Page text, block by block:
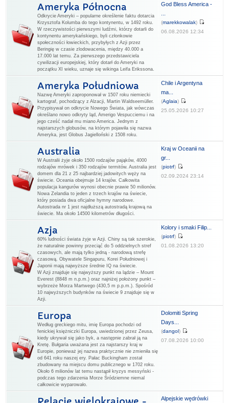
Ameryka Północna
Odkrycie Ameryki – popularne określenie faktu dotarcia
Krzysztofa Kolumba do tego kontynentu, w 1492 roku.
W rzeczywistości pierwszymi ludźmi, którzy dotarli do
kontynentu amerykańskiego, byli członkowie
społeczności łowieckich, przybyłych z Azji przez
Beringię w czasie zlodowacenia, między 40.000 a
17.000 lat temu. Za pierwszego przedstawiciela
cywilizacji europejskiej, który dotarł do Ameryki na
początku XI wieku, uznaje się wikinga Leifa Erikssona.
God Bless America -
(marekkowalak)
06.08.2026 12:34
Ameryka Południowa
Nazwę Ameryki zaproponował w 1507 roku niemiecki
kartograf, pochodzący z Alzacji, Martin Waldseemüller.
Przypisywał on odkrycie Nowego Świata, jak wówczas
określano nowo odkryty ląd, Amerigo Vespucciemu i na
jego cześć nadał mu miano America. Jednym z
najstarszych globusów, na którym pojawiła się nazwa
Ameryka, jest Globus Jagielloński z 1508 roku.
Chile i Argentyna
ma...
(Aglaia)
25.05.2026 10:27
Australia
W Australii żyje około 1500 rodzajów pająków, 4000
rodzajów mrówek i 350 rodzajów termitów. Australia jest
domem dla 21 z 25 najbardziej jadowitych węży na
świecie. Oceania obejmuje 14 krajów. Całkowita
populacja kangurów wynosi obecnie prawie 50 milionów.
Nowa Zelandia to jeden z trzech krajów na świecie,
który posiada dwa oficjalne hymny narodowe.
Autostrada nr 1 jest najdłuższą autostradą krajową na
świecie. Ma około 14500 kilometrów długości.
Kraj w Oceanii na
gr...
(piotrf)
02.09.2024 23:14
Azja
60% ludności świata żyje w Azji. Chiny są tak szerokie,
że naturalnie powinny przeciąć do 5 oddzielnych stref
czasowych, ale mają tylko jedną - narodową strefę
czasową. Obywatele Singapuru, Korei Południowej i
Japonii mają najwyższe średnie IQ na świecie.
W Azji znajduje się najwyższy punkt na lądzie – Mount
Everest (8848 m n.p.m.) oraz najniżej położony punkt –
wybrzeże Morza Martwego (430,5 m p.p.m.). Spośród
10 najwyższych budynków na świecie 9 znajduje się w
Azji.
Kolory i smaki Filip...
(piotrf)
01.08.2026 13:20
Europa
Według greckiego mitu, imię Europa pochodzi od
fenickiej księżniczki Europa, uwiedzionej przez Zeusa,
kiedy ukrywał się jako byk, a następnie zabrał ją na
Kretę. Bułgaria uważana jest za najstarszy kraj w
Europie, ponieważ jej nazwa praktycznie nie zmieniła się
od 641 roku naszej ery. Pałac Buckingham został
zbudowany na miejscu domu publicznego w 1702 roku.
Około 6 milionów lat temu nastąpił kryzys messyński -
podczas tego zdarzenia Morze Śródziemne niemal
całkowicie wyparowało.
Dolomiti Spring
Days...
(dangol)
07.08.2026 10:00
Alpejskie wędrówki